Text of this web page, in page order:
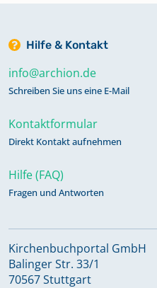
Hilfe & Kontakt
info@archion.de
Schreiben Sie uns eine E-Mail
Kontaktformular
Direkt Kontakt aufnehmen
Hilfe (FAQ)
Fragen und Antworten
Kirchenbuchportal GmbH
Balinger Str. 33/1
70567 Stuttgart